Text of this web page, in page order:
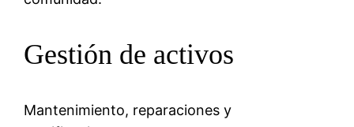
Gestión de activos
Mantenimiento, reparaciones y